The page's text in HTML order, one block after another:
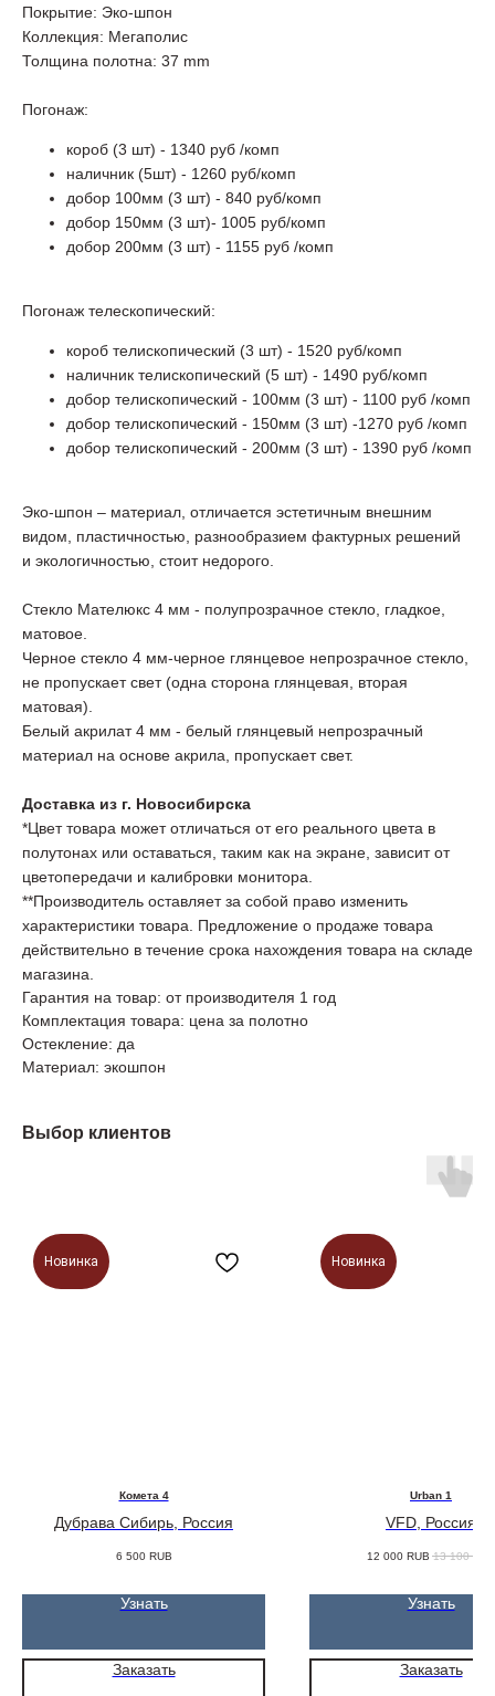
Покрытие: Эко-шпон
Коллекция: Мегаполис
Толщина полотна: 37 mm
Погонаж:
короб (3 шт) - 1340 руб /комп
наличник (5шт) - 1260 руб/комп
добор 100мм (3 шт) - 840 руб/комп
добор 150мм (3 шт)- 1005 руб/комп
добор 200мм (3 шт) - 1155 руб /комп
Погонаж телескопический:
короб телископический (3 шт) - 1520 руб/комп
наличник телископический (5 шт) - 1490 руб/комп
добор телископический - 100мм (3 шт) - 1100 руб /комп
добор телископический - 150мм (3 шт) -1270 руб /комп
добор телископический - 200мм (3 шт) - 1390 руб /комп
Эко-шпон – материал, отличается эстетичным внешним
видом, пластичностью, разнообразием фактурных решений
и экологичностью, стоит недорого.
Стекло Мателюкс 4 мм - полупрозрачное стекло, гладкое,
матовое.
Черное стекло 4 мм-черное глянцевое непрозрачное стекло,
не пропускает свет (одна сторона глянцевая, вторая
матовая).
Белый акрилат 4 мм - белый глянцевый непрозрачный
материал на основе акрила, пропускает свет.
Доставка из г. Новосибирска
*Цвет товара может отличаться от его реального цвета в
полутонах или оставаться, таким как на экране, зависит от
цветопередачи и калибровки монитора.
**Производитель оставляет за собой право изменить
характеристики товара. Предложение о продаже товара
действительно в течение срока нахождения товара на складе
магазина.
Гарантия на товар: от производителя 1 год
Комплектация товара: цена за полотно
Остекление: да
Материал: экошпон
Выбор клиентов
Новинка
Комета 4
Дубрава Сибирь, Россия
6 500 RUB
Узнать
Заказать
Новинка
Urban 1
VFD, Россия
12 000 RUB 13 100 RUB
Узнать
Заказать